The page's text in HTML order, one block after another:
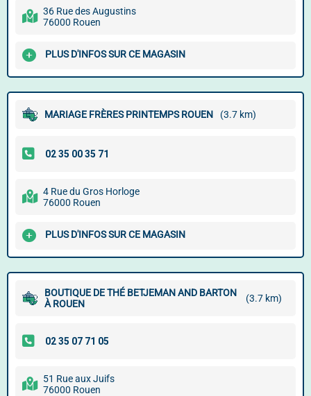
36 Rue des Augustins
76000 Rouen
PLUS D'INFOS SUR CE MAGASIN
MARIAGE FRÈRES PRINTEMPS ROUEN (3.7 km)
4 Rue du Gros Horloge
76000 Rouen
PLUS D'INFOS SUR CE MAGASIN
BOUTIQUE DE THÉ BETJEMAN AND BARTON
À ROUEN
(3.7 km)
51 Rue aux Juifs
76000 Rouen